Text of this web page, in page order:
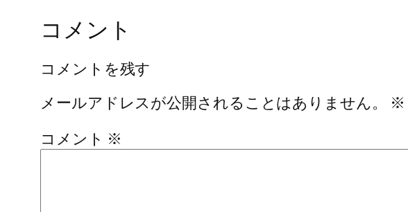
コメント
コメントを残す
メールアドレスが公開されることはありません。
※
コメント ※